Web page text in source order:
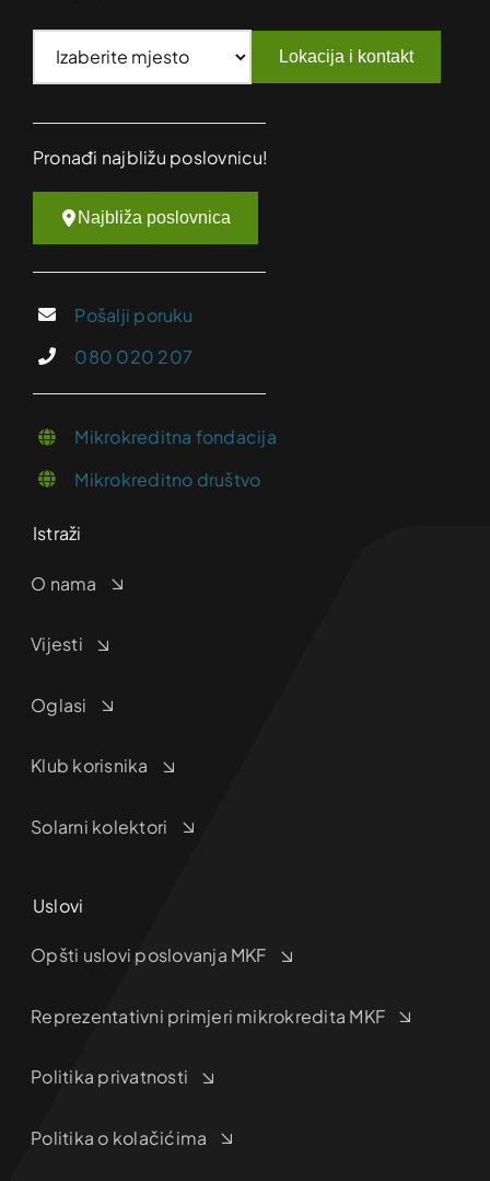
Lokacija i kontakt
Pronađi najbližu poslovnicu!
Najbliža poslovnica
Pošalji poruku
080 020 207
Mikrokreditna fondacija
Mikrokreditno društvo
Istraži
O nama
Vijesti
Oglasi
Klub korisnika
Solarni kolektori
Uslovi
Opšti uslovi poslovanja MKF
Reprezentativni primjeri mikrokredita MKF
Politika privatnosti
Politika o kolačićima